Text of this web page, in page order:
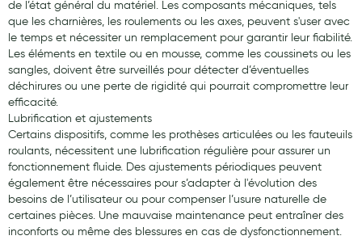
de l’état général du matériel. Les composants mécaniques, tels
que les charnières, les roulements ou les axes, peuvent s'user avec
le temps et nécessiter un remplacement pour garantir leur fiabilité.
Les éléments en textile ou en mousse, comme les coussinets ou les
sangles, doivent être surveillés pour détecter d’éventuelles
déchirures ou une perte de rigidité qui pourrait compromettre leur
efficacité.
Lubrification et ajustements
Certains dispositifs, comme les prothèses articulées ou les fauteuils
roulants, nécessitent une lubrification régulière pour assurer un
fonctionnement fluide. Des ajustements périodiques peuvent
également être nécessaires pour s’adapter à l'évolution des
besoins de l’utilisateur ou pour compenser l’usure naturelle de
certaines pièces. Une mauvaise maintenance peut entraîner des
inconforts ou même des blessures en cas de dysfonctionnement.